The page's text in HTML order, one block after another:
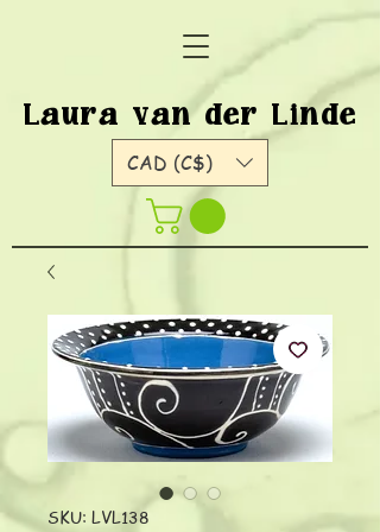
Laura van der Linde
CAD (C$)
SKU: LVL138